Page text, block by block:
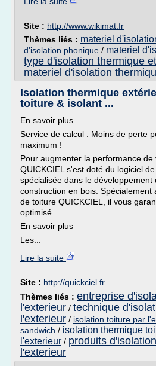
Site : http://www.wikimat.fr
Thèmes liés : materiel
d'isolation phonique / materiel
type d'isolation thermique
materiel d'isolation
Isolation thermique
toiture & isolant ...
En savoir plus
Service de calcul : Moins de perte
maximum !
Pour augmenter la performance de
QUICKCIEL s'est doté du logiciel
spécialisée dans le développement
construction en bois. Spécialement
de toiture QUICKCIEL, il vous
optimisé.
En savoir plus
Les...
Lire la suite
Site : http://quickciel.fr
Thèmes liés : entreprise
l'exterieur / technique
l'exterieur / isolation toiture par
sandwich / isolation thermique
l'exterieur / produits
l'exterieur